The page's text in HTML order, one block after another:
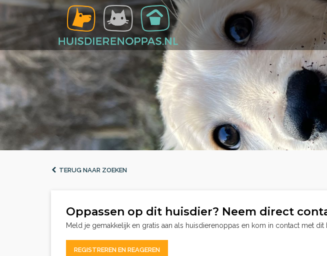
TERUG NAAR ZOEKEN
Oppassen op dit huisdier? Neem direct
Meld je gemakkelijk en gratis aan als huisdierenoppas en kom in contact met dit
REGISTREREN EN REAGEREN